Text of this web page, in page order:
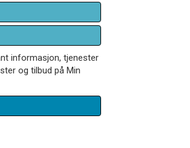
informasjon, tjenester
og tilbud på Min